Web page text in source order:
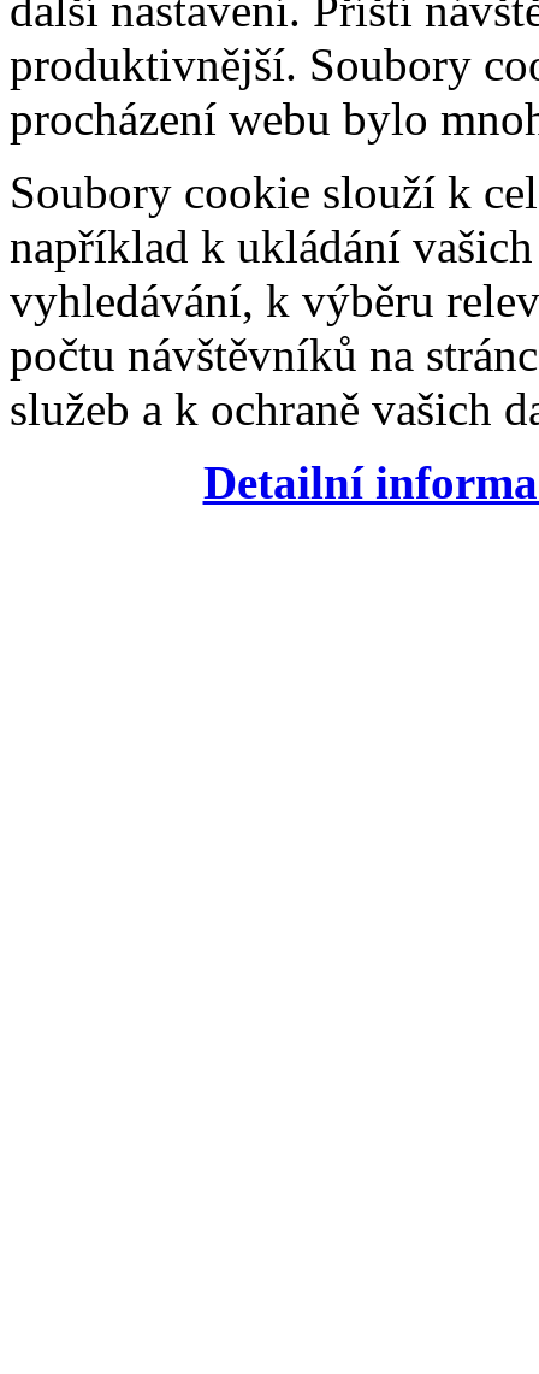
další nastavení. Příští
produktivnější. Soubory
procházení webu bylo
Soubory cookie slouží k
například k ukládání
vyhledávání, k výběru
počtu návštěvníků na
služeb a k ochraně vašich
Detailní